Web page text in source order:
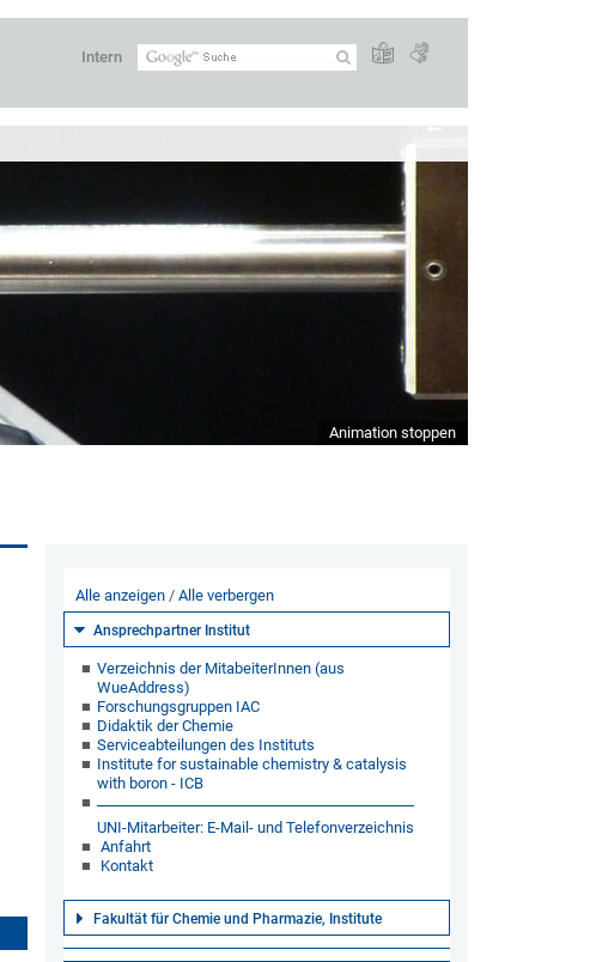
Intern
Animation stoppen
Alle anzeigen Alle verbergen
Ansprechpartner Institut
Verzeichnis der MitabeiterInnen (aus
WueAddress)
Forschungsgruppen IAC
Didaktik der Chemie
Serviceabteilungen des Instituts
Institute for sustainable chemistry & catalysis
with boron - ICB
UNI-Mitarbeiter: E-Mail- und Telefonverzeichnis
Anfahrt
Kontakt
Fakultät für Chemie und Pharmazie, Institute